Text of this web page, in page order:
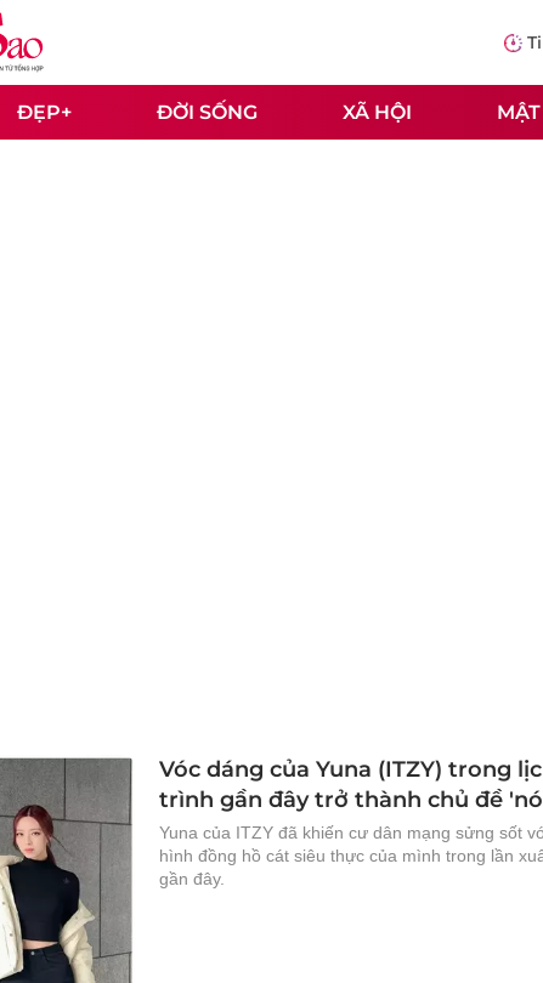
ĐẸP+ ĐỜI SỐNG XÃ HỘI
Vóc dáng của Yuna (ITZY) trong
trình gần đây trở thành chủ đề
Yuna của ITZY đã khiến cư dân mạng sửng sốt
hình đồng hồ cát siêu thực của mình trong lần
gần đây.